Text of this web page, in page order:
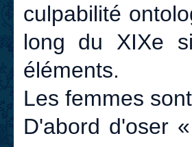
culpabilité
long du XIXe
éléments.
Les femmes
D'abord d'oser «